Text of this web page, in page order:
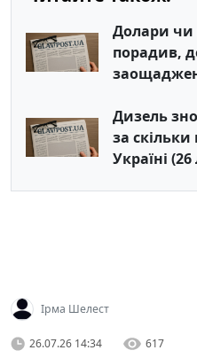
Долари чи
порадив,
Дизель
за
Україні
Ірма Шелест
26.07.26 14:34 617